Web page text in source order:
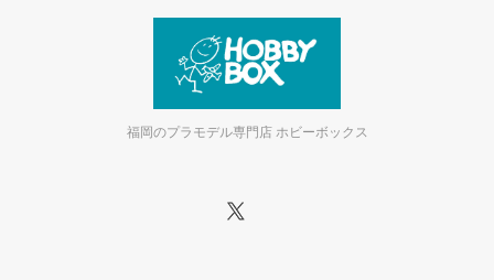
福岡のプラモデル専門店 ホビーボックス